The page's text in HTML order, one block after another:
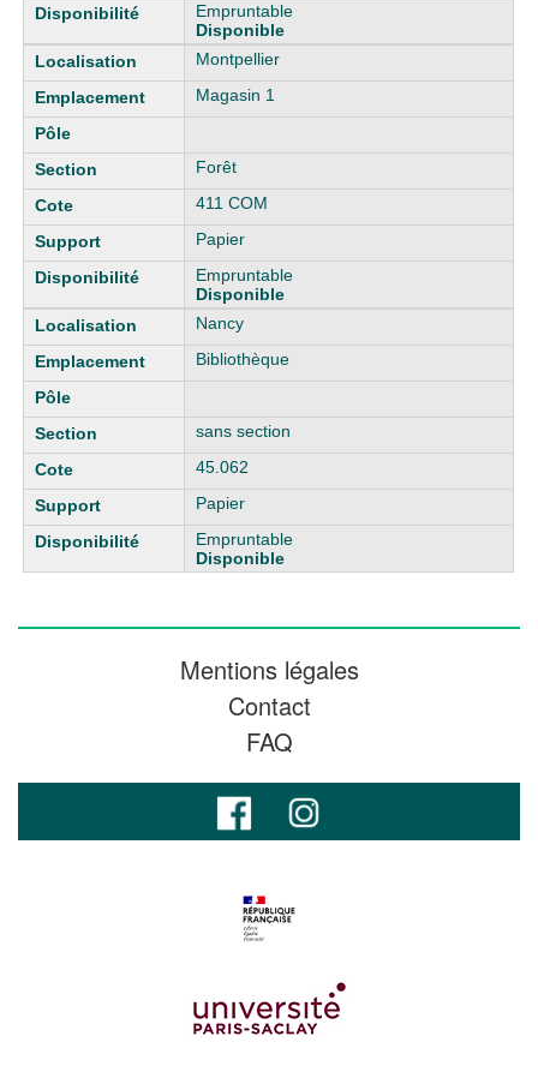
Empruntable
Disponible
Montpellier
Magasin 1
Forêt
411 COM
Papier
Empruntable
Disponible
Nancy
Bibliothèque
sans section
45.062
Papier
Empruntable
Disponible
Mentions légales
Contact
FAQ